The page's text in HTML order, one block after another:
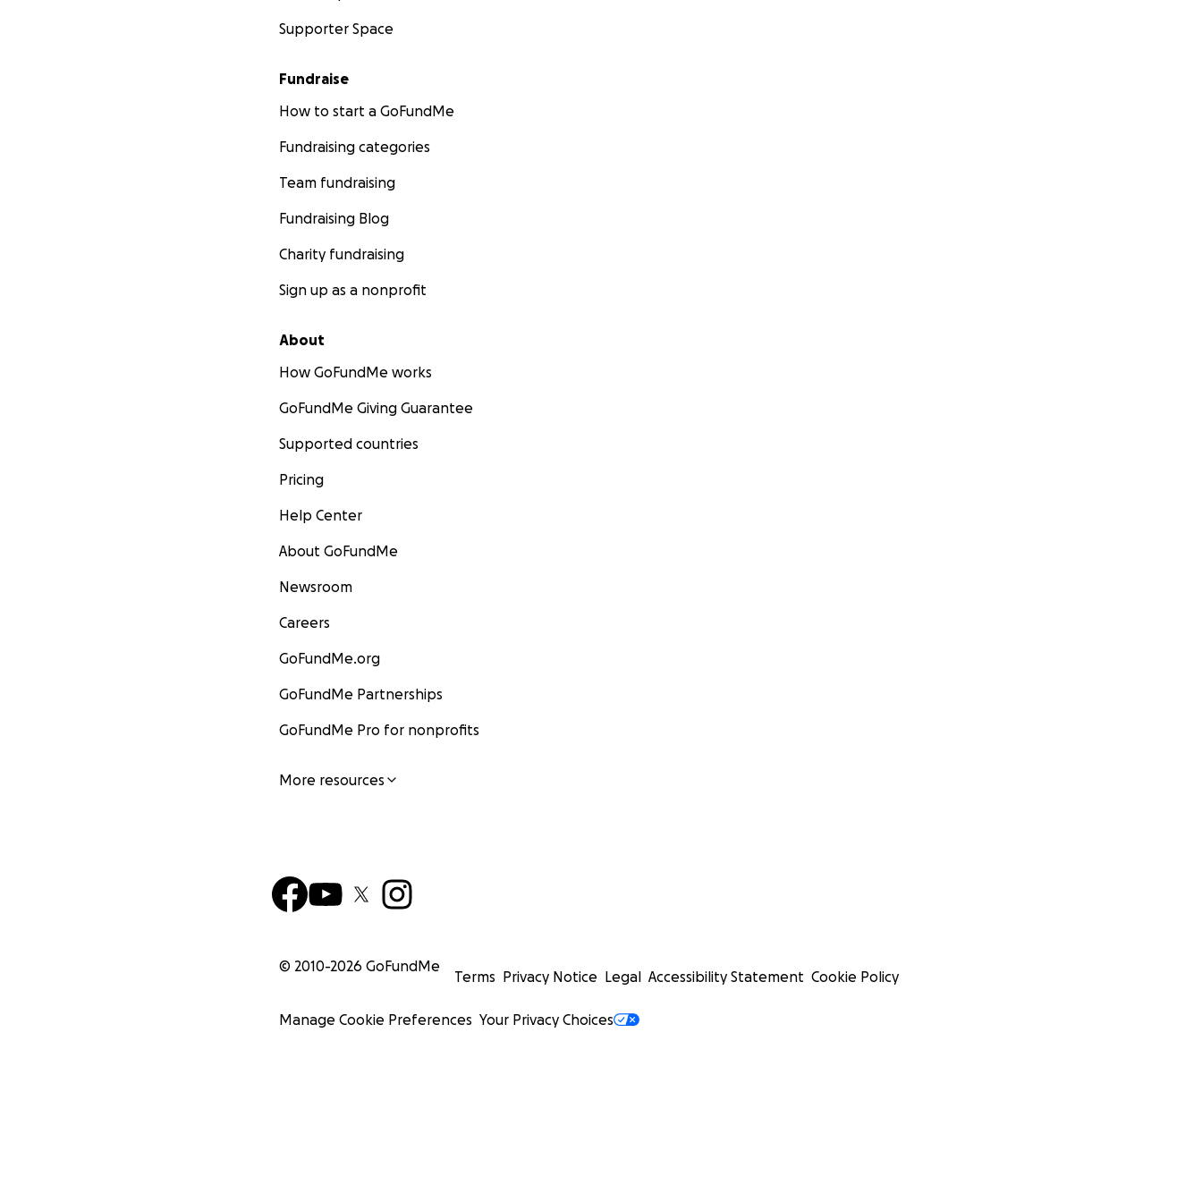
Supporter Space
Fundraise
How to start a GoFundMe
Fundraising categories
Team fundraising
Fundraising Blog
Charity fundraising
Sign up as a nonprofit
About
How GoFundMe works
GoFundMe Giving Guarantee
Supported countries
Pricing
Help Center
About GoFundMe
Newsroom
Careers
GoFundMe.org
GoFundMe Partnerships
GoFundMe Pro for nonprofits
More resources
© 2010-2026 GoFundMe
Terms Privacy Notice Legal Accessibility Statement Cookie Policy
Manage Cookie Preferences Your Privacy Choices